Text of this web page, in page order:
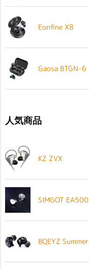
Eonfine X8
Gaosa BTGN-6
人気商品
KZ ZVX
SIMGOT EA500
BQEYZ Summer